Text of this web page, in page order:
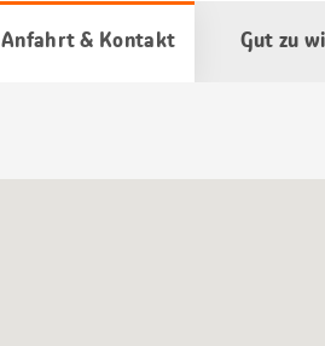
Anfahrt & Kontakt Gut zu